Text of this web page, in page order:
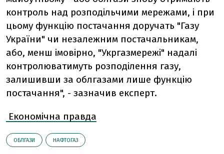
контроль над розподільчими мережами, і при
цьому функцію постачання доручать "Газу
України" чи незалежним постачальникам,
або, менш імовірно, "Укргазмережі" надалі
контролюватимуть розподілення газу,
залишивши за облгазами лише функцію
постачання", - зазначив експерт.
Економічна правда
ОБЛГАЗИ НАФТОГАЗ